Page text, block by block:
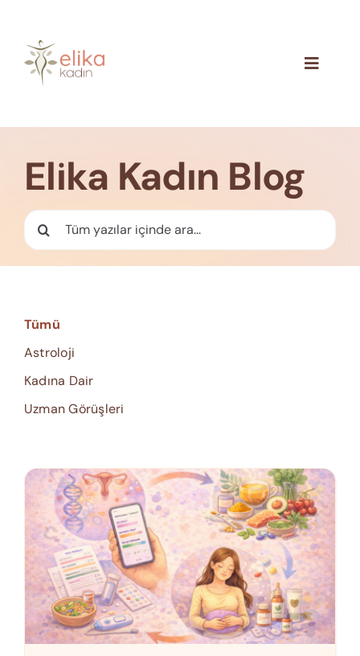
content
Toggle
İletişim
Elika Kadın Blog
Ara:
Tümü
Astroloji
Kadına Dair
Uzman Görüşleri